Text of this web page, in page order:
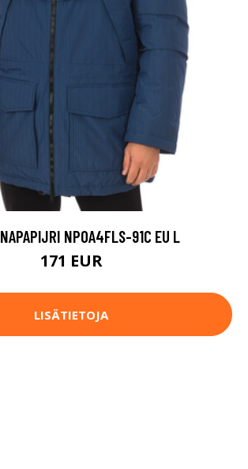
NP0A4FLS-91C EU L
171 EUR
LISÄTIETOJA